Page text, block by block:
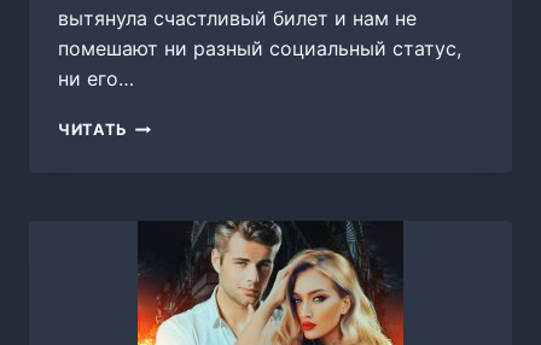
вытянула счастливый билет и нам не
помешают ни разный социальный статус,
ни его…
ЧИТАТЬ ЗАПРЕТНЫЙ